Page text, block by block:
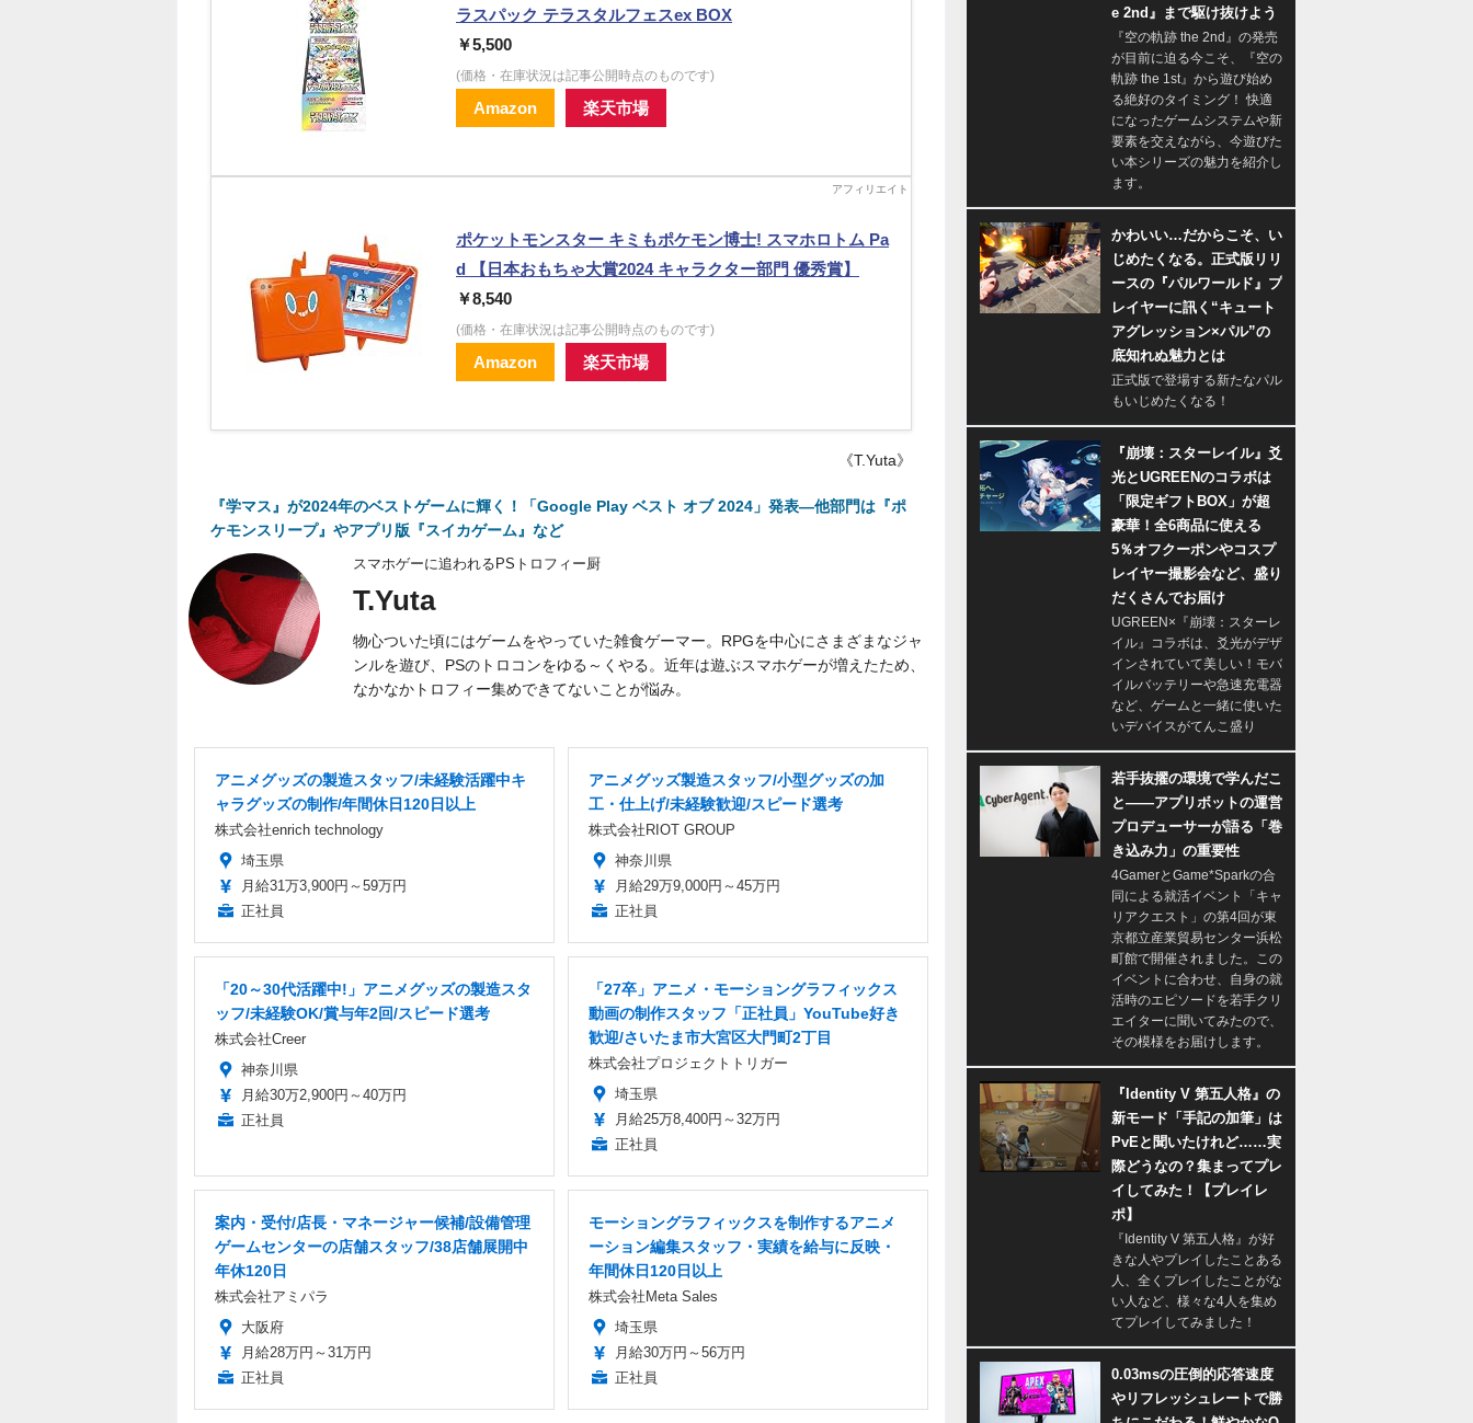
ラスパック テラスタルフェスex BOX
￥5,500
(価格・在庫状況は記事公開時点のものです)
Amazon 楽天市場
ポケットモンスター キミもポケモン博士! スマホロトム Pa
d 【日本おもちゃ大賞2024 キャラクター部門 優秀賞】
￥8,540
(価格・在庫状況は記事公開時点のものです)
Amazon 楽天市場
《T.Yuta》
『学マス』が2024年のベストゲームに輝く！「Google Play ベスト オブ 2024」発表―他部門は『ポ
ケモンスリープ』やアプリ版『スイカゲーム』など
スマホゲーに追われるPSトロフィー厨
T.Yuta
物心ついた頃にはゲームをやっていた雑食ゲーマー。RPGを中心にさまざまなジャ
ンルを遊び、PSのトロコンをゆる～くやる。近年は遊ぶスマホゲーが増えたため、
なかなかトロフィー集めできてないことが悩み。
アニメグッズの製造スタッフ/未経験活躍中キ
ャラグッズの制作/年間休日120日以上
株式会社enrich technology
埼玉県
月給31万3,900円～59万円
正社員
アニメグッズ製造スタッフ/小型グッズの加
工・仕上げ/未経験歓迎/スピード選考
株式会社RIOT GROUP
神奈川県
月給29万9,000円～45万円
正社員
「20～30代活躍中!」アニメグッズの製造スタ
ッフ/未経験OK/賞与年2回/スピード選考
株式会社Creer
神奈川県
月給30万2,900円～40万円
正社員
「27卒」アニメ・モーショングラフィックス
動画の制作スタッフ「正社員」YouTube好き
歓迎/さいたま市大宮区大門町2丁目
株式会社プロジェクトトリガー
埼玉県
月給25万8,400円～32万円
正社員
案内・受付/店長・マネージャー候補/設備管理
ゲームセンターの店舗スタッフ/38店舗展開中
年休120日
株式会社アミパラ
大阪府
月給28万円～31万円
正社員
モーショングラフィックスを制作するアニメ
ーション編集スタッフ・実績を給与に反映・
年間休日120日以上
株式会社Meta Sales
埼玉県
月給30万円～56万円
正社員
e 2nd』まで駆け抜けよう
『空の軌跡 the 2nd』の発売
が目前に迫る今こそ、『空の
軌跡 the 1st』から遊び始め
る絶好のタイミング！ 快適
になったゲームシステムや新
要素を交えながら、今遊びた
い本シリーズの魅力を紹介し
ます。
かわいい…だからこそ、い
じめたくなる。正式版リリ
ースの『パルワールド』プ
レイヤーに訊く“キュート
アグレッション×パル”の
底知れぬ魅力とは
正式版で登場する新たなパル
もいじめたくなる！
『崩壊：スターレイル』爻
光とUGREENのコラボは
「限定ギフトBOX」が超
豪華！全6商品に使える
5％オフクーポンやコスプ
レイヤー撮影会など、盛り
だくさんでお届け
UGREEN×『崩壊：スターレ
イル』コラボは、爻光がデザ
インされていて美しい！モバ
イルバッテリーや急速充電器
など、ゲームと一緒に使いた
いデバイスがてんこ盛り
若手抜擢の環境で学んだこ
と――アプリボットの運営
プロデューサーが語る「巻
き込み力」の重要性
4GamerとGame*Sparkの合
同による就活イベント「キャ
リアクエスト」の第4回が東
京都立産業貿易センター浜松
町館で開催されました。この
イベントに合わせ、自身の就
活時のエピソードを若手クリ
エイターに聞いてみたので、
その模様をお届けします。
『Identity V 第五人格』の
新モード「手記の加筆」は
PvEと聞いたけれど……実
際どうなの？集まってプレ
イしてみた！【プレイレ
ポ】
『Identity V 第五人格』が好
きな人やプレイしたことある
人、全くプレイしたことがな
い人など、様々な4人を集め
てプレイしてみました！
0.03msの圧倒的応答速度
やリフレッシュレートで勝